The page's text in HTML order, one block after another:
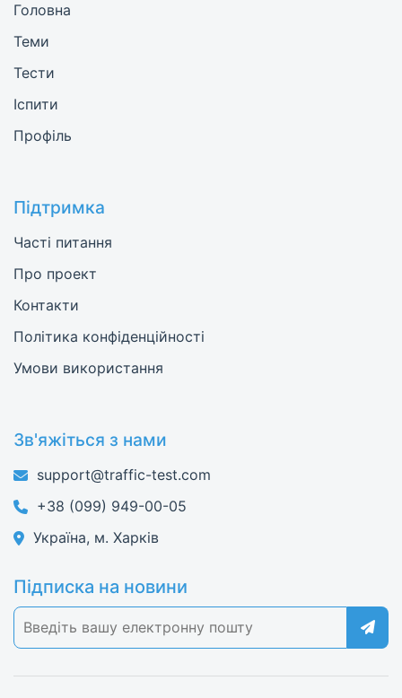
Головна
Теми
Тести
Іспити
Профіль
Підтримка
Часті питання
Про проект
Контакти
Політика конфіденційності
Умови використання
Зв'яжіться з нами
support@traffic-test.com
+38 (099) 949-00-05
Україна, м. Харків
Підписка на новини